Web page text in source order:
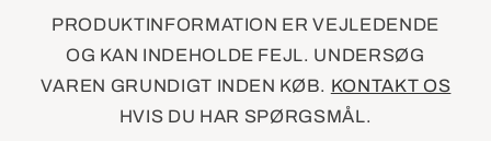
PRODUKTINFORMATION ER VEJLEDENDE
OG KAN INDEHOLDE FEJL. UNDERSØG
VAREN GRUNDIGT INDEN KØB. KONTAKT OS
HVIS DU HAR SPØRGSMÅL.